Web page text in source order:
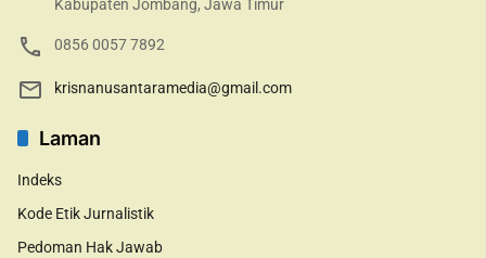
Kabupaten Jombang, Jawa Timur
0856 0057 7892
krisnanusantaramedia@gmail.com
Laman
Indeks
Kode Etik Jurnalistik
Pedoman Hak Jawab